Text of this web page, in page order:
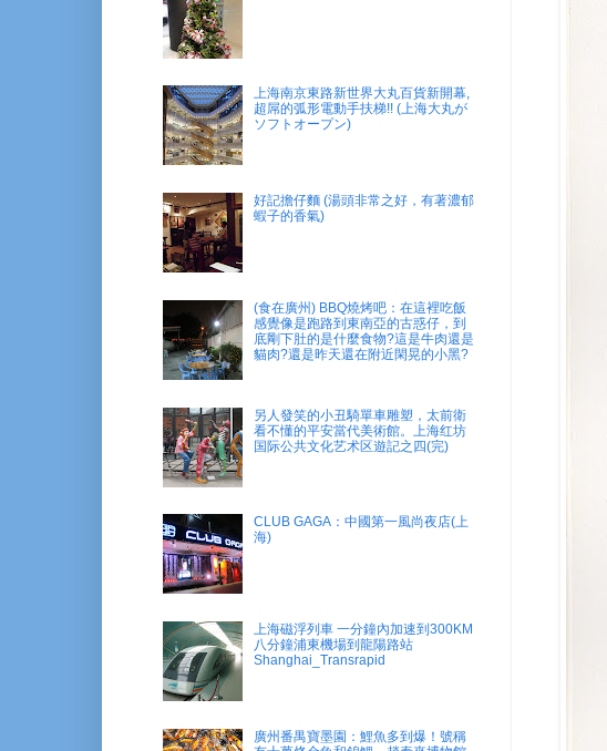
上海南京東路新世界大丸百貨新開幕,
超屌的弧形電動手扶梯!! (上海大丸が
ソフトオープン)
好記擔仔麵 (湯頭非常之好，有著濃郁
蝦子的香氣)
(食在廣州) BBQ燒烤吧：在這裡吃飯
感覺像是跑路到東南亞的古惑仔，到
底剛下肚的是什麼食物?這是牛肉還是
貓肉?還是昨天還在附近閑晃的小黑?
另人發笑的小丑騎單車雕塑，太前衛
看不懂的平安當代美術館。上海红坊
国际公共文化艺术区遊記之四(完)
CLUB GAGA：中國第一風尚夜店(上
海)
上海磁浮列車 一分鐘內加速到300KM
八分鐘浦東機場到龍陽路站
Shanghai_Transrapid
廣州番禺寶墨園：鯉魚多到爆！號稱